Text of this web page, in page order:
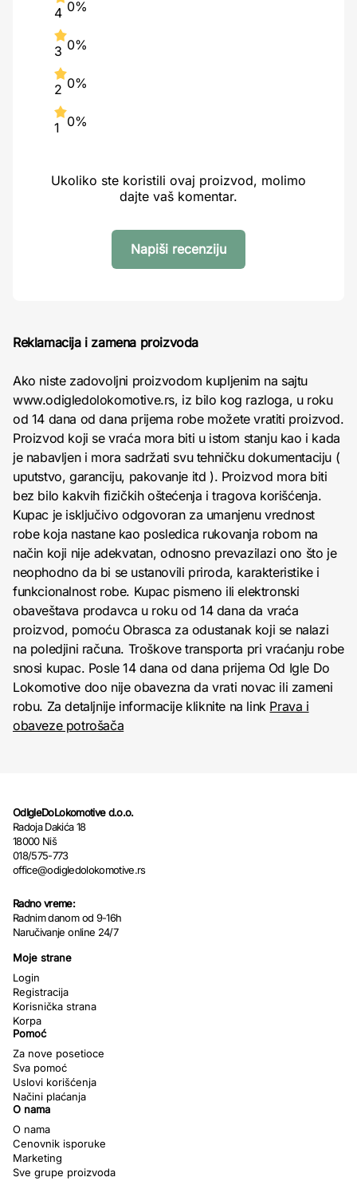
4 0%
3 0%
2 0%
1 0%
Ukoliko ste koristili ovaj proizvod, molimo
dajte vaš komentar.
Napiši recenziju
Reklamacija i zamena proizvoda
Ako niste zadovoljni proizvodom kupljenim na sajtu
www.odigledolokomotive.rs, iz bilo kog razloga, u roku
od 14 dana od dana prijema robe možete vratiti proizvod.
Proizvod koji se vraća mora biti u istom stanju kao i kada
je nabavljen i mora sadržati svu tehničku dokumentaciju (
uputstvo, garanciju, pakovanje itd ). Proizvod mora biti
bez bilo kakvih fizičkih oštećenja i tragova korišćenja.
Kupac je isključivo odgovoran za umanjenu vrednost
robe koja nastane kao posledica rukovanja robom na
način koji nije adekvatan, odnosno prevazilazi ono što je
neophodno da bi se ustanovili priroda, karakteristike i
funkcionalnost robe. Kupac pismeno ili elektronski
obaveštava prodavca u roku od 14 dana da vraća
proizvod, pomoću Obrasca za odustanak koji se nalazi
na poledjini računa. Troškove transporta pri vraćanju robe
snosi kupac. Posle 14 dana od dana prijema Od Igle Do
Lokomotive doo nije obavezna da vrati novac ili zameni
robu. Za detaljnije informacije kliknite na link Prava i
obaveze potrošača
OdIgleDoLokomotive d.o.o.
Radoja Dakića 18
18000 Niš
018/575-773
office@odigledolokomotive.rs
Radno vreme:
Radnim danom od 9-16h
Naručivanje online 24/7
Moje strane
Login
Registracija
Korisnička strana
Korpa
Pomoć
Za nove posetioce
Sva pomoć
Uslovi korišćenja
Načini plaćanja
O nama
O nama
Cenovnik isporuke
Marketing
Sve grupe proizvoda